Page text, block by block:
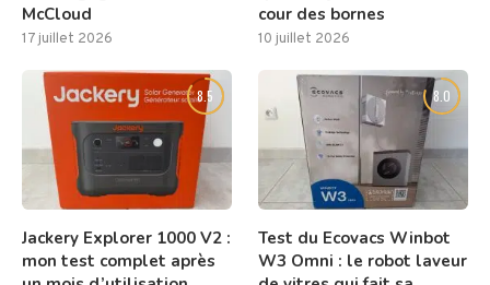
McCloud
17 juillet 2026
cour des bornes
10 juillet 2026
8.5
Jackery Explorer 1000 V2 :
mon test complet après
8.0
Test du Ecovacs Winbot
W3 Omni : le robot laveur